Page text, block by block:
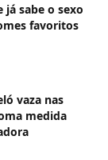
já sabe o sexo
favoritos
vaza nas
medida